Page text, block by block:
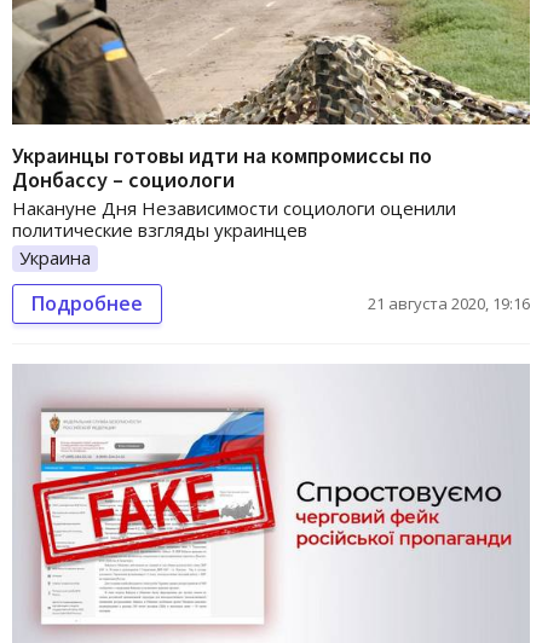
Украинцы готовы идти на компромиссы по
Донбассу – социологи
Накануне Дня Независимости социологи оценили
политические взгляды украинцев
Украина
Подробнее 21 августа 2020, 19:16